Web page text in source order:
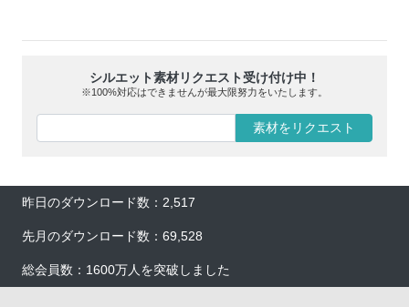
シルエット素材リクエスト受け付け中！
※100%対応はできませんが最大限努力をいたします。
素材をリクエスト
昨日のダウンロード数：2,517
先月のダウンロード数：69,528
総会員数：1600万人を突破しました